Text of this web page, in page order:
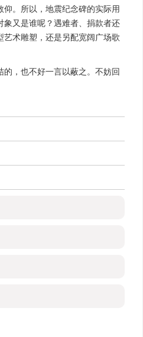
。所以，地震纪念碑的实际用
象又是谁呢？遇难者、捐款者还
术雕塑，还是另配宽阔广场歌
的，也不好一言以蔽之。不妨回